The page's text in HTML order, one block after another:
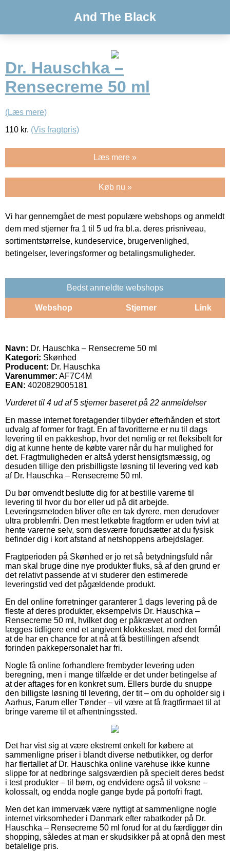
And The Black
Dr. Hauschka –
Rensecreme 50 ml
(Læs mere)
110 kr. (Vis fragtpris)
Læs mere »
Køb nu »
Vi har gennemgået de mest populære webshops og anmeldt
dem med stjerner fra 1 til 5 ud fra bl.a. deres prisniveau,
sortimentstørrelse, kundeservice, brugervenlighed,
betingelser, leveringsformer og betalingsmuligheder.
Bedst anmeldte webshops
Webshop Stjerner Link
Navn: Dr. Hauschka – Rensecreme 50 ml
Kategori: Skønhed
Producent: Dr. Hauschka
Varenummer: AF7C4M
EAN: 4020829005181
Vurderet til 4 ud af 5 stjerner baseret på 22 anmeldelser
En masse internet foretagender tilbyder efterhånden et stort
udvalg af former for fragt. En af favoritterne er nu til dags
levering til en pakkeshop, hvor det nemlig er ret fleksibelt for
dig at kunne hente de købte varer når du har mulighed for
det. Fragtmuligheden er altså yderst hensigtsmæssig, og
desuden tillige den prisbilligste løsning til levering ved køb
af Dr. Hauschka – Rensecreme 50 ml.
Du bør omvendt beslutte dig for at bestille varerne til
levering til hvor du bor eller ud på dit arbejde.
Leveringsmetoden bliver ofte en tak dyrere, men derudover
ultra problemfri. Den mest letkøbte fragtform er uden tvivl at
hente varerne selv, som desværre forudsætter at du fysisk
befinder dig i kort afstand af netshoppens arbejdslager.
Fragtperioden på Skønhed er jo ret så betydningsfuld når
man skal bruge dine nye produkter fluks, så af den grund er
det relativt passende at vi studerer den estimerede
leveringstid ved det pågældende produkt.
En del online forretninger garanterer 1 dags levering på de
fleste af deres produkter, eksempelvis Dr. Hauschka –
Rensecreme 50 ml, hvilket dog er påkrævet at ordren
lægges tidligere end et angivent klokkeslæt, med det formål
at de har en chance for at nå at få bestillingen afsendt
forinden pakkepersonalet har fri.
Nogle få online forhandlere frembyder levering uden
beregning, men i mange tilfælde er det under betingelse af
at der aftages for en konkret sum. Ellers burde du snuppe
den billigste løsning til levering, der tit – om du opholder sig i
Aarhus, Farum eller Tønder – vil være at få fragtfirmaet til at
bringe varerne til et afhentningssted.
Det har vist sig at være ekstremt enkelt for købere at
sammenligne priser i blandt diverse netbutikker, og derfor
har flertallet af Dr. Hauschka online varehuse ikke kunne
slippe for at nedbringe salgsværdien på specielt deres bedst
i test produkter – til børn, og endvidere også til voksne –
kolossalt, og endda nogle gange byde på portofri fragt.
Men det kan immervæk være nyttigt at sammenligne nogle
internet virksomheder i Danmark efter rabatkoder på Dr.
Hauschka – Rensecreme 50 ml forud for at du færdiggør din
shopping, således at man er skudsikker på at opnå den mest
betalelige pris.